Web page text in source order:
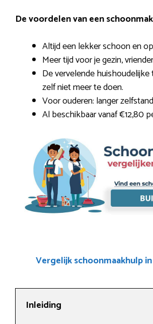
De voordelen van een
Altijd een lekker schoon en
Meer tijd voor je gezin,
De vervelende
zelf niet meer te doen.
Voor ouderen: langer
Al beschikbaar vanaf €12,80
Vergelijk schoonmaakhulp
Inleiding